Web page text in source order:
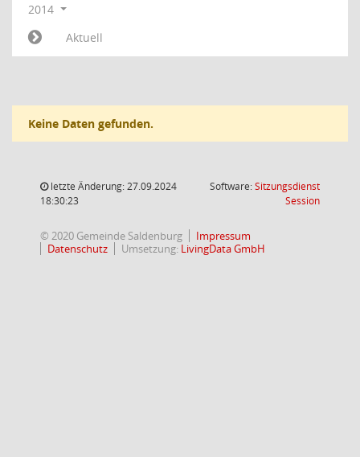
2014
Aktuell
Keine Daten gefunden.
letzte Änderung: 27.09.2024
18:30:23
Software:Sitzungsdienst
Session(Wird in
© 2020 Gemeinde Saldenburg
Impressum
Datenschutz
Umsetzung: LivingData GmbH